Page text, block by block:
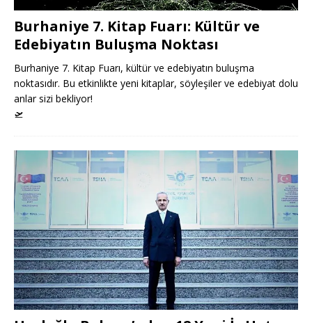
Burhaniye 7. Kitap Fuarı: Kültür ve
Edebiyatın Buluşma Noktası
Burhaniye 7. Kitap Fuarı, kültür ve edebiyatın buluşma
noktasıdır. Bu etkinlikte yeni kitaplar, söyleşiler ve edebiyat dolu
anlar sizi bekliyor!
🛫